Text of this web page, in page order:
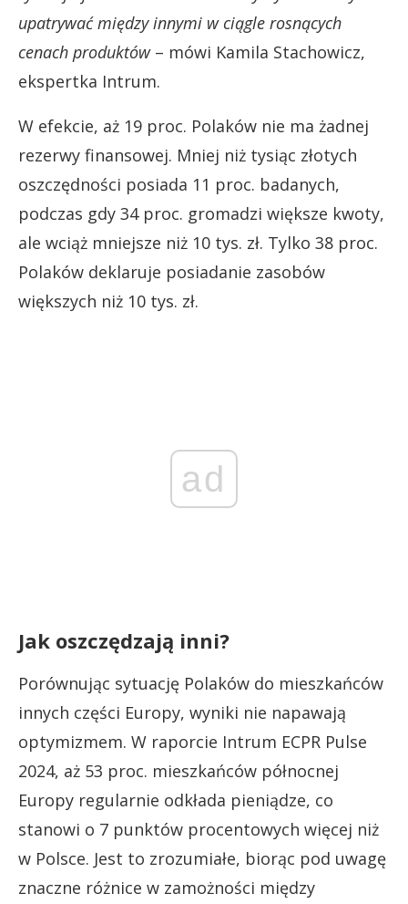
upatrywać między innymi w ciągle rosnących
cenach produktów– mówi Kamila Stachowicz,
ekspertka Intrum.
W efekcie, aż 19 proc. Polaków nie ma żadnej
rezerwy finansowej. Mniej niż tysiąc złotych
oszczędności posiada 11 proc. badanych,
podczas gdy 34 proc. gromadzi większe kwoty,
ale wciąż mniejsze niż 10 tys. zł. Tylko 38 proc.
Polaków deklaruje posiadanie zasobów
większych niż 10 tys. zł.
ad
Jak oszczędzają inni?
Porównując sytuację Polaków do mieszkańców
innych części Europy, wyniki nie napawają
optymizmem. W raporcie Intrum ECPR Pulse
2024, aż 53 proc. mieszkańców północnej
Europy regularnie odkłada pieniądze, co
stanowi o 7 punktów procentowych więcej niż
w Polsce. Jest to zrozumiałe, biorąc pod uwagę
znaczne różnice w zamożności między